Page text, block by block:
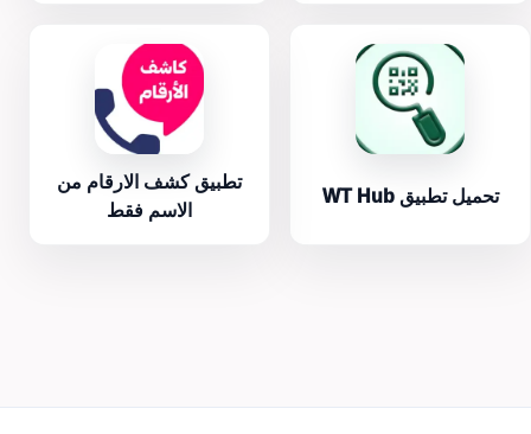
تحميل تطبيق WT Hub
تطبيق كشف الارقام من
الاسم فقط